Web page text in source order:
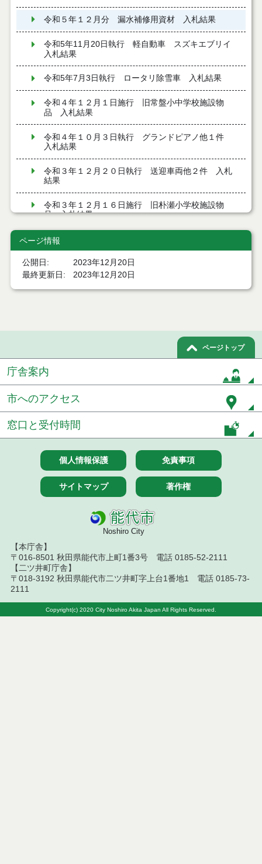
令和５年１２月分 漏水補修用資材 入札結果
令和5年11月20日執行 軽自動車 スズキエブリイ
入札結果
令和5年7月3日執行 ロータリ除雪車 入札結果
令和４年１２月１日施行 旧常盤小中学校施設物
品 入札結果
令和４年１０月３日執行 グランドピアノ他１件
入札結果
令和３年１２月２０日執行 送迎車両他２件 入札
結果
令和３年１２月１６日施行 旧朴瀬小学校施設物
品 入札結果
令和３年１２月１６日施行 旧竹生小学校施設物
品 入札結果
令和３年１２月２日執行 マイクロバス他１件 入
令和３年１月分 発生材（水処理・電気設備等解体
ページ情報
公開日
2023年12月20日
最終更新日
2023年12月20日
ページトップ
庁舎案内
市へのアクセス
窓口と受付時間
個人情報保護 免責事項
サイトマップ 著作権
Noshiro City
【本庁舎】
〒016-8501 秋田県能代市上町1番3号 電話 0185-52-2111
【二ツ井町庁舎】
〒018-3192 秋田県能代市二ツ井町字上台1番地1 電話 0185-73-
2111
Copyright(c) 2020 City Noshiro Akita Japan All Rights Reserved.